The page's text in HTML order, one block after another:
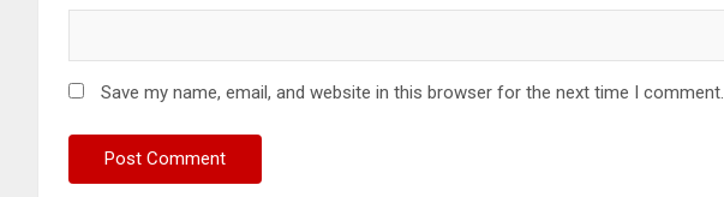
Save my name, email, and website in this browser for the next time I comment.